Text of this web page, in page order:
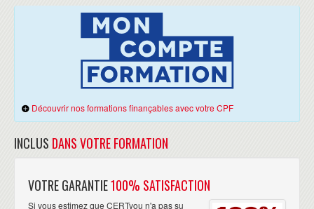
Découvrir nos formations finançables avec votre CPF
INCLUS DANS VOTRE FORMATION
VOTRE GARANTIE100% SATISFACTION
Si vous estimez que CERTyou n'a pas su